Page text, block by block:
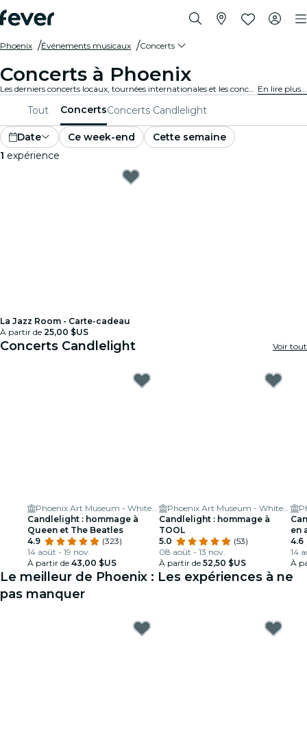
Phoenix Événements musicaux Concerts
Concerts à Phoenix
Les derniers concerts locaux, tournées internationales et les concerts de musique en tous genres à Phoenix. En lire plus...
Tout ConcertsConcerts Candlelight
Date Ce week-end
Cette semaine
1 expérience
La Jazz Room - Carte-cadeau
À partir de 25,00 $US
Concerts Candlelight Voir tout
Phoenix Art Museum - Whiteman Hall
Candlelight : hommage à
Queen et The Beatles
4.9
(323)
14 août - 19 nov.
À partir de 43,00 $US
Phoenix Art Museum - Whiteman Hall
Candlelight : hommage à
TOOL
5.0
(53)
08 août - 13 nov.
À partir de 52,50 $US
en
4.6
14
À
Le meilleur de Phoenix : Les expériences à ne
pas manquer